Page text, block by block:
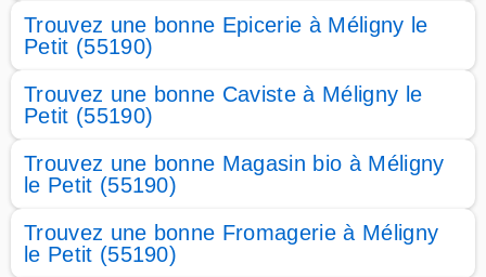
Trouvez une bonne Epicerie à Méligny le
Petit (55190)
Trouvez une bonne Caviste à Méligny le
Petit (55190)
Trouvez une bonne Magasin bio à Méligny
le Petit (55190)
Trouvez une bonne Fromagerie à Méligny
le Petit (55190)